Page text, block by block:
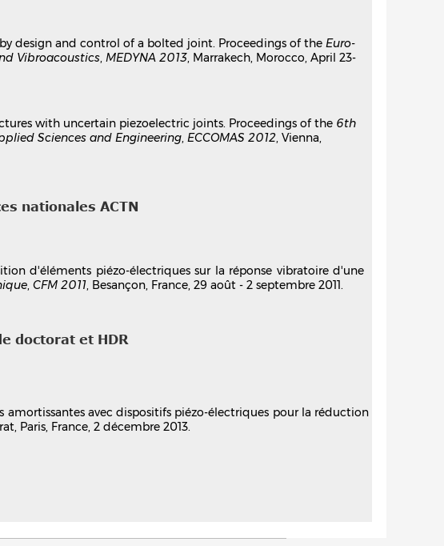
design and control of a bolted joint. Proceedings of the Euro-
Vibroacoustics, MEDYNA 2013, Marrakech, Morocco, April 23-
with uncertain piezoelectric joints. Proceedings of the 6th
Sciences and Engineering, ECCOMAS 2012, Vienna,
nationales ACTN
d'éléments piézo-électriques sur la réponse vibratoire d'une
, CFM 2011, Besançon, France, 29 août - 2 septembre 2011.
doctorat et HDR
amortissantes avec dispositifs piézo-électriques pour la réduction
Paris, France, 2 décembre 2013.